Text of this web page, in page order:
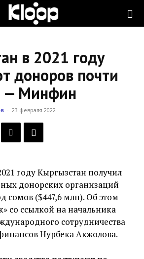
в 2021 году
доноров почти
— Минфин
- 23 февраля 2022
году Кыргызстан получил
донорских организаций
сомов ($447,6 млн). Об этом
со ссылкой на начальника
сотрудничества
Нурбека Акжолова.